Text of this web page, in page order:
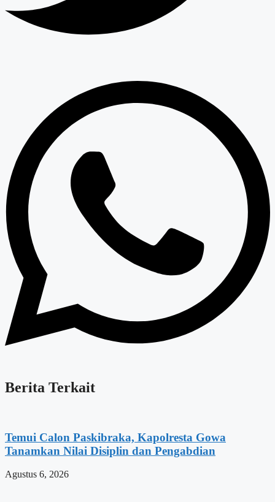
Berita Terkait
Temui Calon Paskibraka, Kapolresta Gowa
Tanamkan Nilai Disiplin dan Pengabdian
Agustus 6, 2026